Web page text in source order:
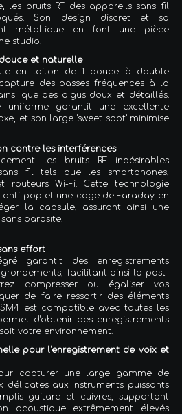
les bruits RF des appareils sans fil
Son design discret et sa
métallique en font une pièce
studio.
et naturelle
en laiton de 1 pouce à double
des basses fréquences à la
que des aigus doux et détaillés.
uniforme garantit une excellente
et son large "sweet spot" minimise
contre les interférences
les bruits RF indésirables
fil tels que les smartphones,
routeurs Wi-Fi. Cette technologie
pop et une cage de Faraday en
la capsule, assurant ainsi une
parasite.
effort
garantit des enregistrements
grondements, facilitant ainsi la post-
compresser ou égaliser vos
de faire ressortir des éléments
est compatible avec toutes les
d'obtenir des enregistrements
votre environnement.
pour l'enregistrement de voix et
capturer une large gamme de
délicates aux instruments puissants
guitare et cuivres, supportant
acoustique extrêmement élevés